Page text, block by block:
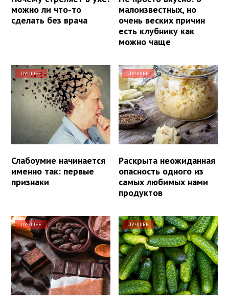
можно ли что-то
сделать без врача
малоизвестных, но
очень веских причин
есть клубнику как
можно чаще
ЛУЧШЕЕ
Слабоумие начинается
именно так: первые
признаки
ЛУЧШЕЕ
Раскрыта неожиданная
опасность одного из
самых любимых нами
продуктов
ЛУЧШЕЕ ЛУЧШЕЕ